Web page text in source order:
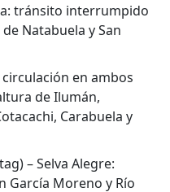
tránsito interrumpido
Natabuela y San
en ambos
de Ilumán,
Carabuela y
– Selva Alegre:
García Moreno y Río